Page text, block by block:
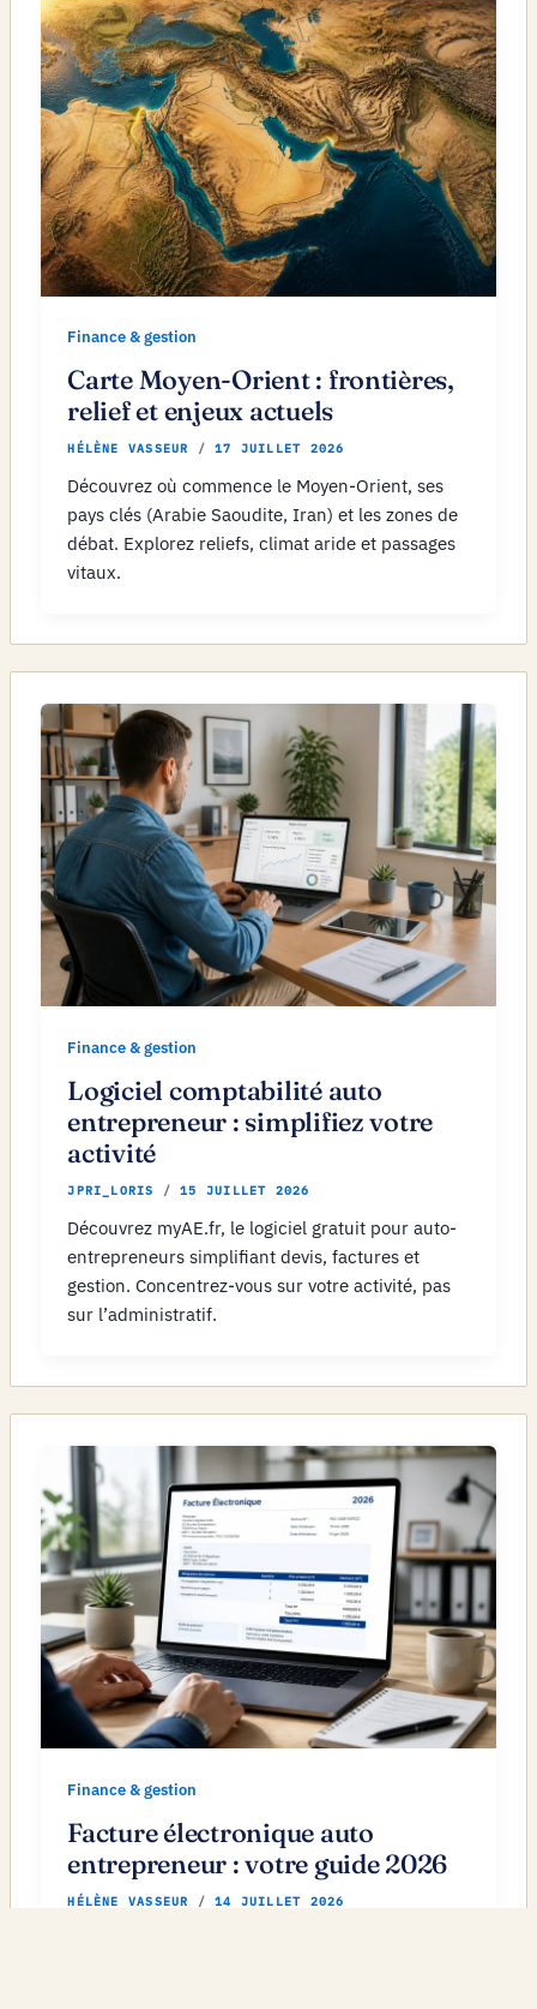
Finance & gestion
Carte Moyen-Orient : frontières,
relief et enjeux actuels
HÉLÈNE VASSEUR /17 JUILLET 2026
Découvrez où commence le Moyen-Orient, ses
pays clés (Arabie Saoudite, Iran) et les zones de
débat. Explorez reliefs, climat aride et passages
vitaux.
Finance & gestion
Logiciel comptabilité auto
entrepreneur : simplifiez votre
activité
JPRI_LORIS /15 JUILLET 2026
Découvrez myAE.fr, le logiciel gratuit pour auto-
entrepreneurs simplifiant devis, factures et
gestion. Concentrez-vous sur votre activité, pas
sur l’administratif.
Finance & gestion
Facture électronique auto
entrepreneur : votre guide 2026
HÉLÈNE VASSEUR /14 JUILLET 2026